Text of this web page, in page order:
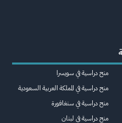
منح دراسية في سويسرا
منح دراسية في المملكة العربية السعودية
منح دراسية في سنغافورة
منح دراسية في لبنان